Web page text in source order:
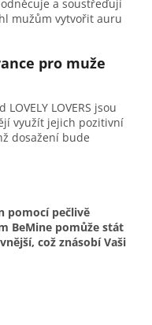
a soustřeďují
mužům vytvořit auru
pro muže
LOVERS jsou
využít jejich pozitivní
dosažení bude
pomocí pečlivě
BeMine pomůže stát
což znásobí Vaši